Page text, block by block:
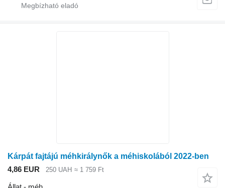
Kárpát fajtájú méhkirálynők a méhiskolából 2022-ben
4,86 EUR
250 UAH ≈ 1 759 Ft